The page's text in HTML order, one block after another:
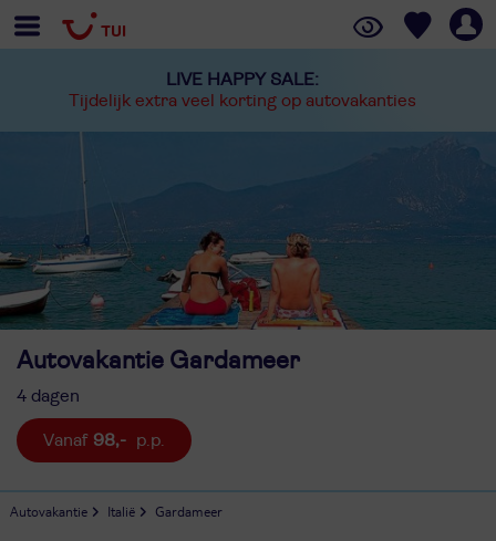
LIVE HAPPY SALE:
Tijdelijk extra veel korting op autovakanties
Autovakantie Gardameer
4 dagen
98,-
Autovakantie Italië Gardameer